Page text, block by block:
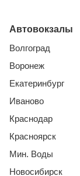
Автовокзалы
Волгоград
Воронеж
Екатеринбург
Иваново
Краснодар
Красноярск
Мин. Воды
Новосибирск